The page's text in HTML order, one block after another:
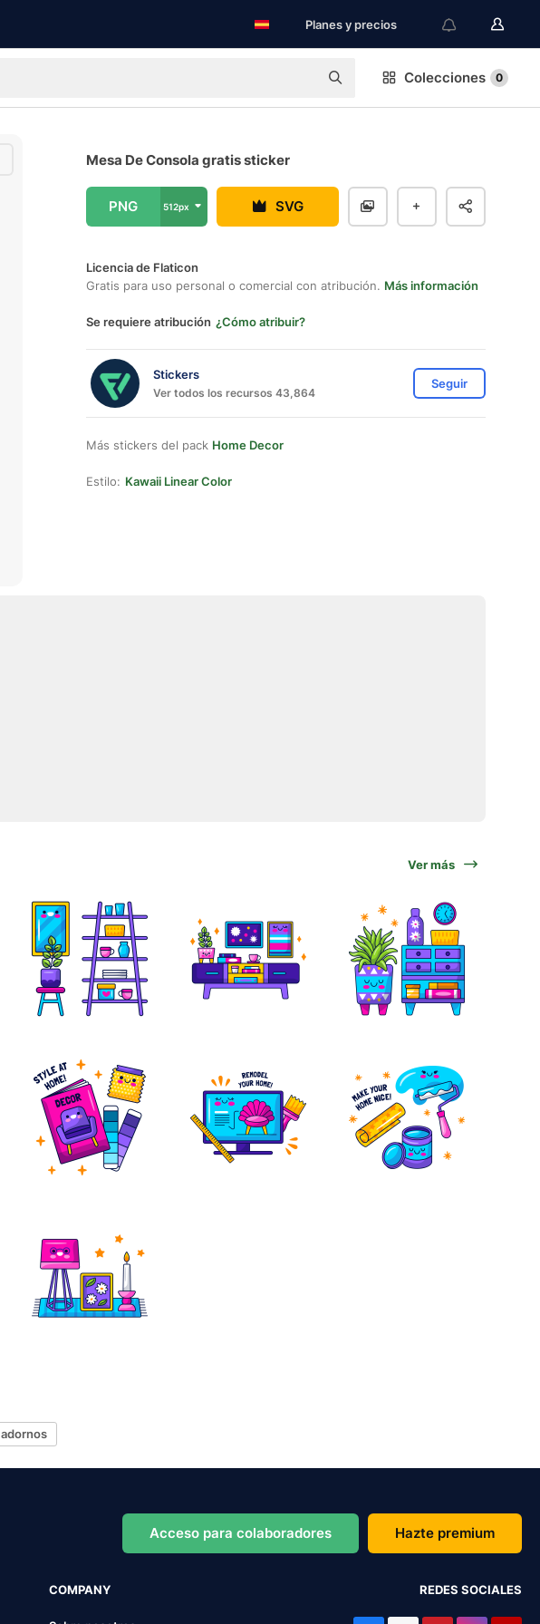
Planes y precios
Colecciones 0
Mesa De Consola gratis sticker
PNG 512px SVG
Licencia de Flaticon
Gratis para uso personal o comercial con atribución. Más información
Se requiere atribución ¿Cómo atribuir?
Stickers
Ver todos los recursos 43,864
Seguir
Más stickers del pack Home Decor
Estilo: Kawaii Linear Color
Ver más
adornos
Acceso para colaboradores Hazte premium
COMPANY REDES SOCIALES